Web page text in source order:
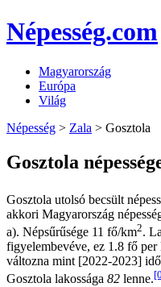
Népesség.com
Magyarország
Európa
Világ
Népesség > Zala > Gosztola
Gosztola
Gosztola utolsó becsült
akkori Magyarország
a). Népsűrűsége 11 fő/km2.
figyelembevéve, ez 1.8 fő per
változna mint [2022-2023]
Gosztola lakossága 82 lenne.